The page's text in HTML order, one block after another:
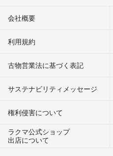
会社概要
利用規約
古物営業法に基づく表記
サステナビリティメッセージ
権利侵害について
ラクマ公式ショップ
出店について